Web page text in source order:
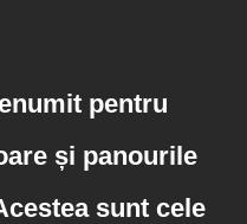
pentru
și panourile
sunt cele